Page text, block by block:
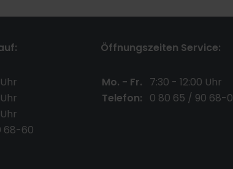
68-60
Öffnungszeiten Service:
Mo. - Fr.
7:30 - 12:00 Uhr
Telefon:
0 80 65 / 90 68-0